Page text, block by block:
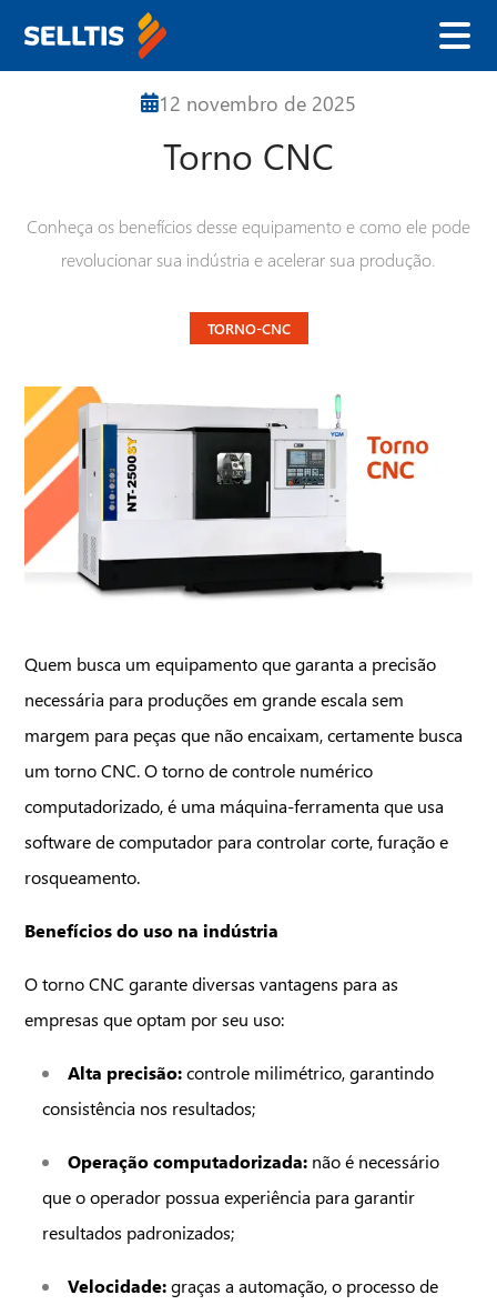
12 novembro de 2025
Torno CNC
Conheça os benefícios desse equipamento e como ele pode
revolucionar sua indústria e acelerar sua produção.
TORNO-CNC
Quem busca um equipamento que garanta a precisão
necessária para produções em grande escala sem
margem para peças que não encaixam, certamente busca
um torno CNC. O torno de controle numérico
computadorizado, é uma máquina-ferramenta que usa
software de computador para controlar corte, furação e
rosqueamento.
Benefícios do uso na indústria
O torno CNC garante diversas vantagens para as
empresas que optam por seu uso:
Alta precisão:controle milimétrico, garantindo
consistência nos resultados;
Operação computadorizada: não é necessário
que o operador possua experiência para garantir
resultados padronizados;
Velocidade:graças a automação, o processo de
E-mail
Empresa
Observação
enviar